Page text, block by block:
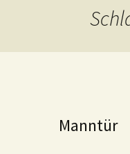
Manntür